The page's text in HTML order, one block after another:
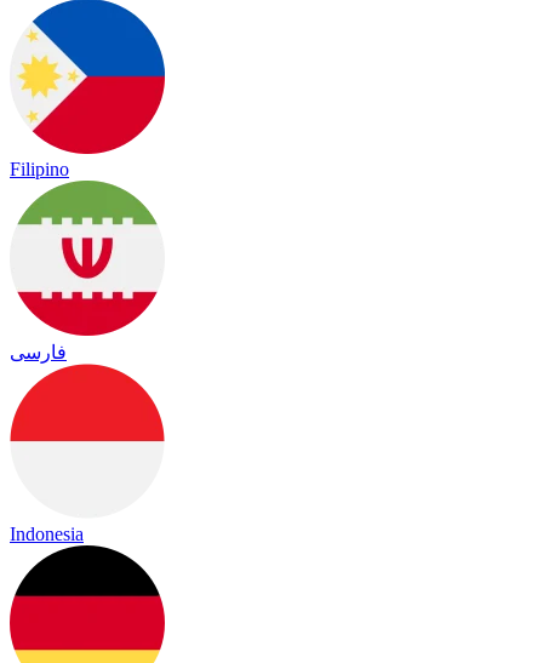
Filipino
فارسی
Indonesia